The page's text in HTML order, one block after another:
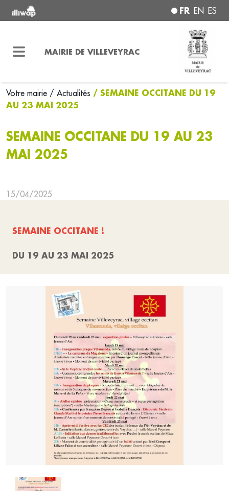
FR EN ES
MAIRIE DE VILLEVEYRAC
Votre mairie / Actualités / SEMAINE OCCITANE DU 19
AU 23 MAI 2025
SEMAINE OCCITANE DU 19 AU 23
MAI 2025
15/04/2025
SEMAINE OCCITANE !
DU 19 AU 23 MAI 2025